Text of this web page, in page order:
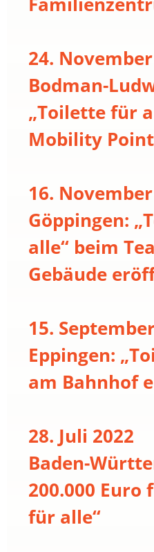
24.
Bodman-
„Toilette für
Mobility
16.
Göppingen:
alle“ beim
Gebäude
15.
Eppingen:
am Bahnhof
28. Juli 2022
Baden-
200.000 Euro
für alle“